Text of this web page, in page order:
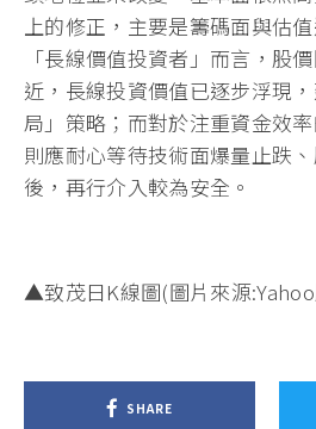
上的修正，主要是籌碼面與估
「長線價值投資者」而言，股
近，長線投資價值已逐步浮現
局」策略；而對於注重資金效
則應耐心等待技術面爆量止跌
後，再行介入較為安全。
▲致茂日K線圖(圖片來源
SHARE